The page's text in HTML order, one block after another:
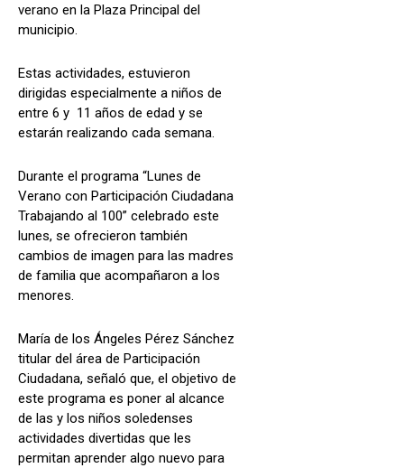
verano en la Plaza Principal del
municipio.
Estas actividades, estuvieron
dirigidas especialmente a niños de
entre 6 y 11 años de edad y se
estarán realizando cada semana.
Durante el programa “Lunes de
Verano con Participación Ciudadana
Trabajando al 100” celebrado este
lunes, se ofrecieron también
cambios de imagen para las madres
de familia que acompañaron a los
menores.
María de los Ángeles Pérez Sánchez
titular del área de Participación
Ciudadana, señaló que, el objetivo de
este programa es poner al alcance
de las y los niños soledenses
actividades divertidas que les
permitan aprender algo nuevo para